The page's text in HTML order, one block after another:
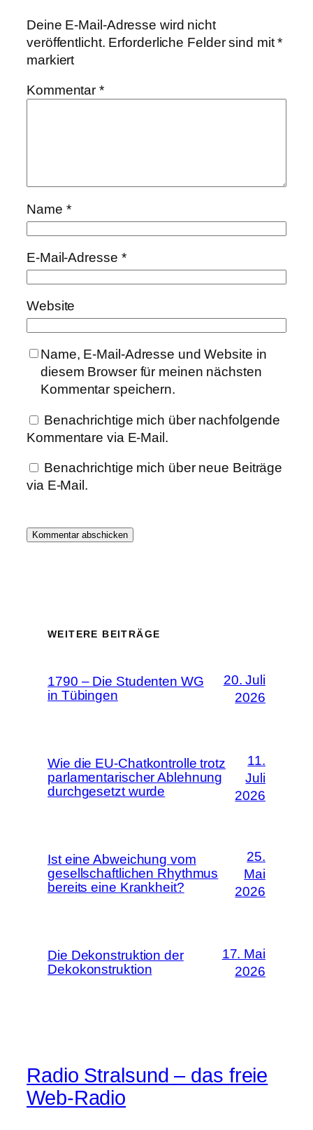
Deine E-Mail-Adresse wird nicht
veröffentlicht. Erforderliche Felder sind mit*
markiert
Kommentar*
Name *
E-Mail-Adresse *
Website
Name, E-Mail-Adresse und Website in
diesem Browser für meinen nächsten
Kommentar speichern.
Benachrichtige mich über nachfolgende
Kommentare via E-Mail.
Benachrichtige mich über neue Beiträge
via E-Mail.
WEITERE BEITRÄGE
1790 – Die Studenten WG
in Tübingen
20. Juli
2026
Wie die EU-Chatkontrolle trotz
parlamentarischer Ablehnung
durchgesetzt wurde
11.
Juli
2026
Ist eine Abweichung vom
gesellschaftlichen Rhythmus
bereits eine Krankheit?
25.
Mai
2026
Die Dekonstruktion der
Dekokonstruktion
17. Mai
2026
Radio Stralsund – das freie
Web-Radio